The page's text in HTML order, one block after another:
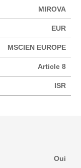
MIROVA
EUR
MSCIEN EUROPE
Article 8
ISR
Oui